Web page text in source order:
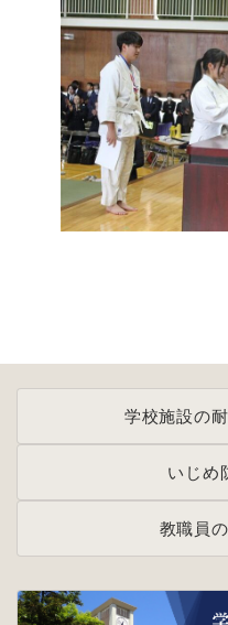
学校施設の
いじめ
教職員